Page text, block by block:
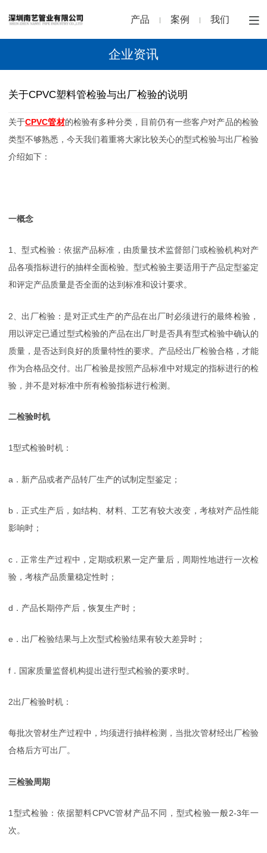
产品 案例 我们
企业资讯
关于CPVC塑料管检验与出厂检验的说明
关于CPVC管材的检验有多种分类，目前仍有一些客户对产品的检验
类型不够熟悉，今天我们着重将大家比较关心的型式检验与出厂检验
介绍如下：
一概念
1、型式检验：依据产品标准，由质量技术监督部门或检验机构对产
品各项指标进行的抽样全面检验。型式检验主要适用于产品定型鉴定
和评定产品质量是否全面的达到标准和设计要求。
2、出厂检验：是对正式生产的产品在出厂时必须进行的最终检验，
用以评定已通过型式检验的产品在出厂时是否具有型式检验中确认的
质量，是否达到良好的质量特性的要求。产品经出厂检验合格，才能
作为合格品交付。出厂检验是按照产品标准中对规定的指标进行的检
验，并不是对标准中所有检验指标进行检测。
二检验时机
1型式检验时机：
a．新产品或者产品转厂生产的试制定型鉴定；
b．正式生产后，如结构、材料、工艺有较大改变，考核对产品性能
影响时；
c．正常生产过程中，定期或积累一定产量后，周期性地进行一次检
验，考核产品质量稳定性时；
d．产品长期停产后，恢复生产时；
e．出厂检验结果与上次型式检验结果有较大差异时；
f．国家质量监督机构提出进行型式检验的要求时。
2出厂检验时机：
每批次管材生产过程中，均须进行抽样检测，当批次管材经出厂检验
合格后方可出厂。
三检验周期
1型式检验：依据塑料CPVC管材产品不同，型式检验一般2-3年一
次。